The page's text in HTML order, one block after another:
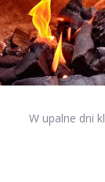
W upalne dni